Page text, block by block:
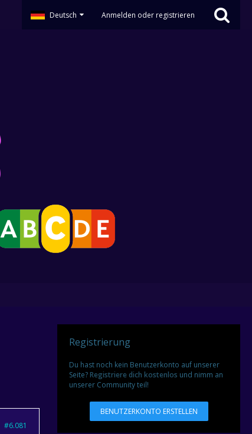
Deutsch Anmelden oder registrieren
#6.081
Registrierung
Du hast noch kein Benutzerkonto auf unserer
Seite?Registriere dich kostenlos und nimm an
unserer Community teil!
BENUTZERKONTO ERSTELLEN